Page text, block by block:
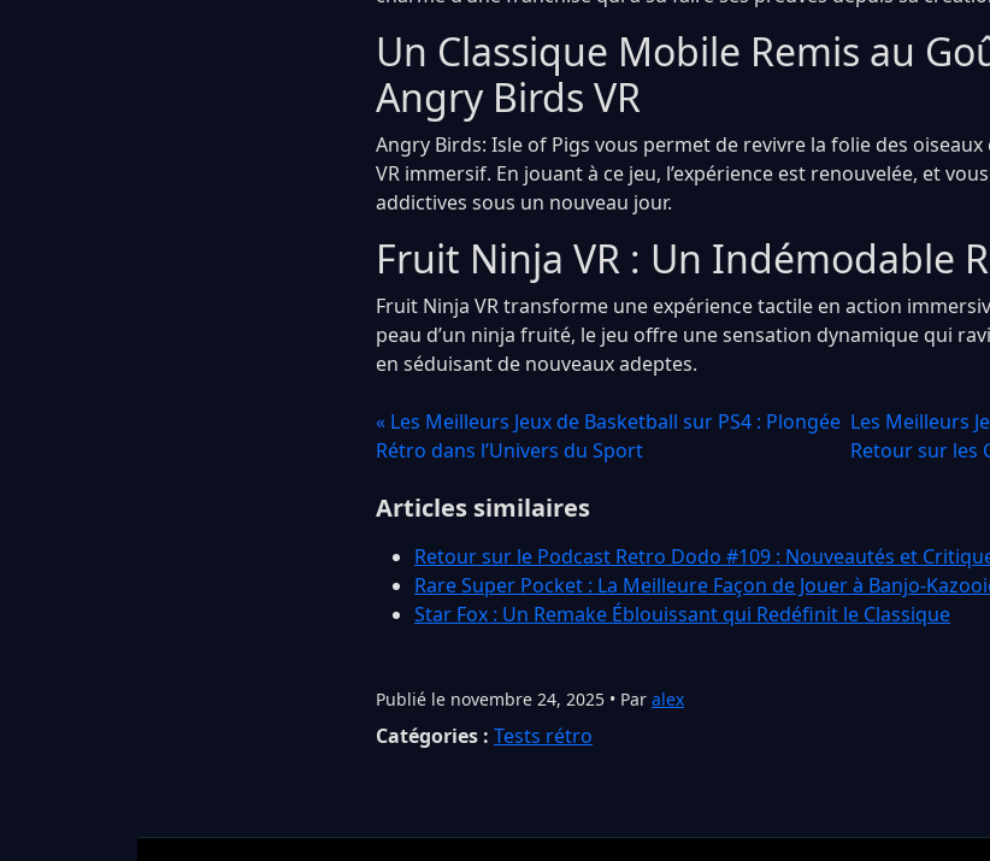
Un Classique Mobile Remis au
Angry Birds VR
Angry Birds: Isle of Pigs vous permet de revivre la folie des
VR immersif. En jouant à ce jeu, l’expérience est renouvelée, et
addictives sous un nouveau jour.
Fruit Ninja VR : Un Indémodable
Fruit Ninja VR transforme une expérience tactile en action
peau d’un ninja fruité, le jeu offre une sensation dynamique qui
en séduisant de nouveaux adeptes.
« Les Meilleurs Jeux de Basketball sur PS4 : Plongée
Rétro dans l’Univers du Sport
Les Meilleurs
Retour sur les
Articles similaires
Retour sur le Podcast Retro Dodo #109 : Nouveautés et
Rare Super Pocket : La Meilleure Façon de Jouer à Banjo-
Star Fox : Un Remake Éblouissant qui Redéfinit le Classique
Publié le novembre 24, 2025 • Par alex
Catégories : Tests rétro